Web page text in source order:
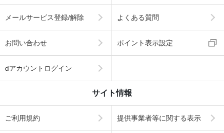
メールサービス登録/解除 よくある質問
お問い合わせ ポイント表示設定
dアカウントログイン
サイト情報
ご利用規約 提供事業者等に関する表示